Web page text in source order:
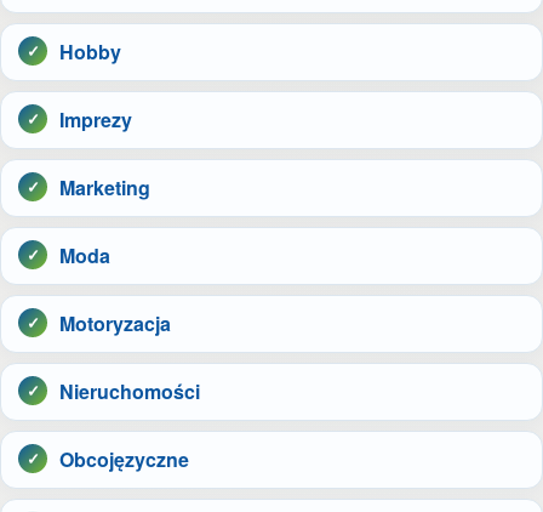
Hobby
Imprezy
Marketing
Moda
Motoryzacja
Nieruchomości
Obcojęzyczne